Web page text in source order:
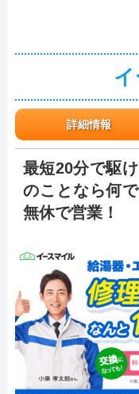
詳細情報
最短20分で駆
のことなら何
無休で営業！